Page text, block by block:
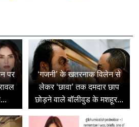
पर
‘गजनी’ के खतरनाक विलेन से
लेकर ‘छावा’ तक दमदार छाप
छोड़ने वाले बॉलीवुड के मशहूर...